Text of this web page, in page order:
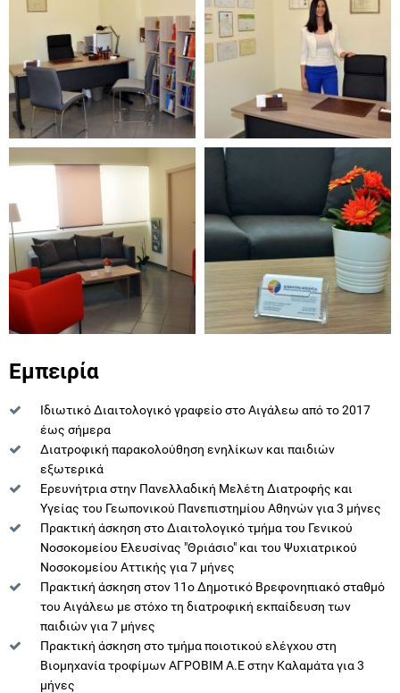
Εμπειρία
Ιδιωτικό Διαιτολογικό γραφείο στο Αιγάλεω από το 2017
έως σήμερα
Διατροφική παρακολούθηση ενηλίκων και παιδιών
εξωτερικά
Ερευνήτρια στην Πανελλαδική Μελέτη Διατροφής και
Υγείας του Γεωπονικού Πανεπιστημίου Αθηνών για 3 μήνες
Πρακτική άσκηση στο Διαιτολογικό τμήμα του Γενικού
Νοσοκομείου Ελευσίνας "Θριάσιο" και του Ψυχιατρικού
Νοσοκομείου Αττικής για 7 μήνες
Πρακτική άσκηση στον 11ο Δημοτικό Βρεφονηπιακό σταθμό
του Αιγάλεω με στόχο τη διατροφική εκπαίδευση των
παιδιών για 7 μήνες
Πρακτική άσκηση στο τμήμα ποιοτικού ελέγχου στη
Βιομηχανία τροφίμων ΑΓΡΟΒΙΜ Α.Ε στην Καλαμάτα για 3
μήνες